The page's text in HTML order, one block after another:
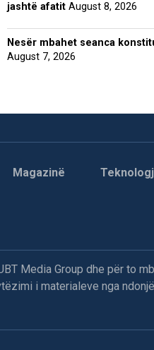
jashtë afatit August 8, 2026
Nesër mbahet seanca
August 7, 2026
Magazinë
Media Group dhe për to
i materialeve nga